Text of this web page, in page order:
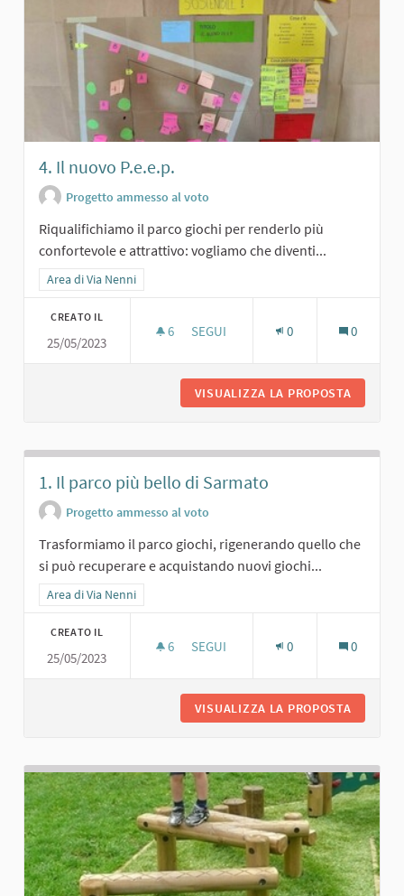
4. Il nuovo P.e.e.p.
Progetto ammesso al voto
Riqualifichiamo il parco giochi per renderlo più
confortevole e attrattivo: vogliamo che diventi...
Filtra i risultati per categoria: Area di Via Nenni
Area di Via Nenni
CREATO IL
25/05/2023
6 6 SOSTENITORI
SEGUI 0 0
VISUALIZZA LA PROPOSTA
1. Il parco più bello di Sarmato
Progetto ammesso al voto
Trasformiamo il parco giochi, rigenerando quello che
si può recuperare e acquistando nuovi giochi...
Filtra i risultati per categoria: Area di Via Nenni
Area di Via Nenni
CREATO IL
25/05/2023
6 6 SOSTENITORI
SEGUI 0 0
VISUALIZZA LA PROPOSTA